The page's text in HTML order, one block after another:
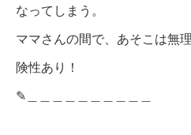
なってしまう。
ママさんの間で、あそこは無
険性あり！
✎︎＿＿＿＿＿＿＿＿＿＿